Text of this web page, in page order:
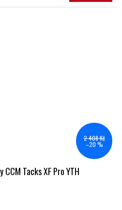
2 408 Kč
–20 %
Tacks XF Pro YTH